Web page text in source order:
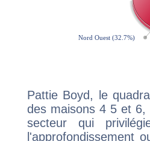
Pattie Boyd, le
des maisons 4 5 et
secteur qui
l'approfondissement